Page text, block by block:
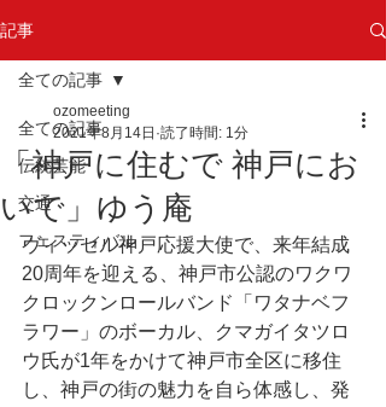
記事
全ての記事
伝統芸能
交通
フェスティバル
全ての記事
「神戸に住むで 神戸にお
いで」ゆう庵
ozomeeting
2021年8月14日 読了時間: 1分
ヴィッセル神戸応援大使で、来年結成
20周年を迎える、神戸市公認のワクワ
クロックンロールバンド「ワタナベフ
ラワー」のボーカル、クマガイタツロ
ウ氏が1年をかけて神戸市全区に移住
し、神戸の街の魅力を自ら体感し、発